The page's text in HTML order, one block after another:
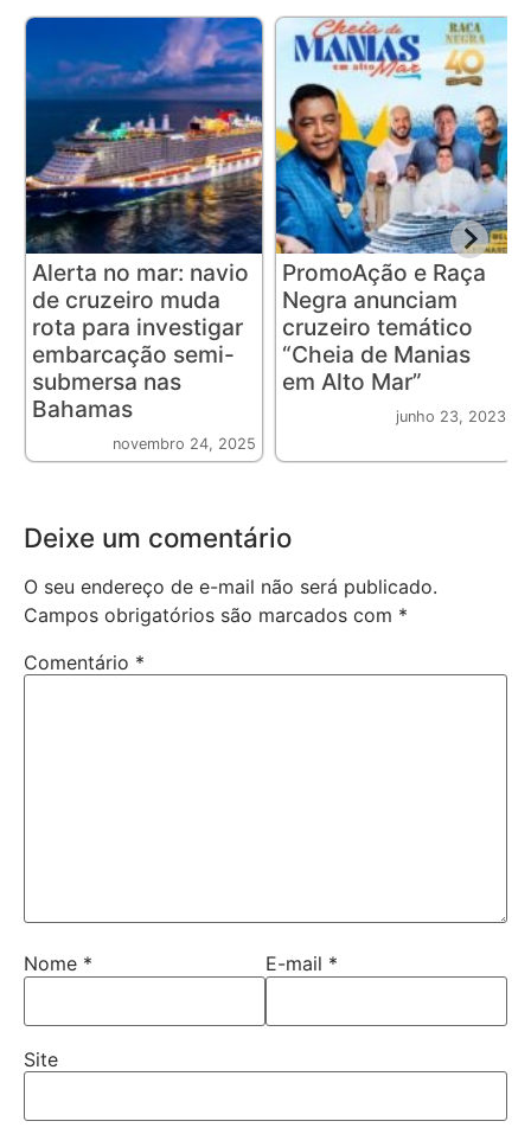
Alerta no mar: navio
de cruzeiro muda
rota para investigar
embarcação semi-
submersa nas
Bahamas
novembro 24, 2025
PromoAção e Raça
Negra anunciam
cruzeiro temático
“Cheia de Manias
em Alto Mar”
junho 23, 2023
Deixe um comentário
O seu endereço de e-mail não será publicado.
Campos obrigatórios são marcados com *
Comentário *
Nome * E-mail *
Site